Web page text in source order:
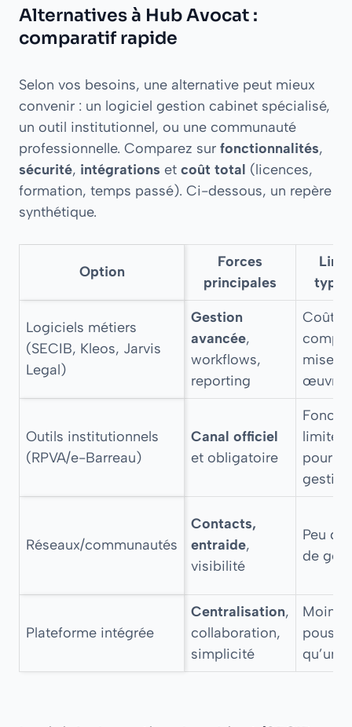
Alternatives à Hub Avocat :
comparatif rapide
Selon vos besoins, une alternative peut mieux
convenir : un logiciel gestion cabinet spécialisé,
un outil institutionnel, ou une communauté
professionnelle. Comparez sur fonctionnalités,
sécurité, intégrations et coût total (licences,
formation, temps passé). Ci-dessous, un repère
synthétique.
Option
Forces
principales
Logiciels métiers
(SECIB, Kleos, Jarvis
Legal)
Gestion
avancée,
workflows,
reporting
Coût,
mise
œuvre
Outils institutionnels
(RPVA/e-Barreau)
Canal officiel
et obligatoire
pour la
gestion
Réseaux/communautés
Contacts,
entraide,
visibilité
Peu
de
Plateforme intégrée
Centralisation,
collaboration,
simplicité
Moins
poussé
qu’un